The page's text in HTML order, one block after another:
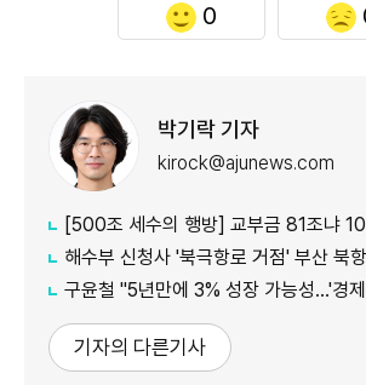
0
박기락 기자
kirock@ajunews.com
[500조 세수의 행방] 교부금 81조냐 100조냐…방만운용
해수부 신청사 '북극항로 거점' 부산 북항에
구윤철 "5년만에 3% 성장 가능성…'경제
기자의 다른기사